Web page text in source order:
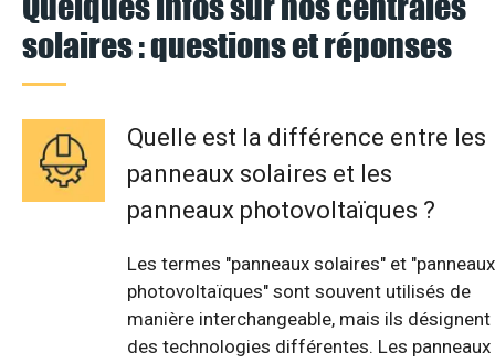
solaires : questions et réponses
Quelle est la différence entre les
panneaux solaires et les
panneaux photovoltaïques ?
Les termes "panneaux solaires" et "panneaux
photovoltaïques" sont souvent utilisés de
manière interchangeable, mais ils désignent
des technologies différentes. Les panneaux